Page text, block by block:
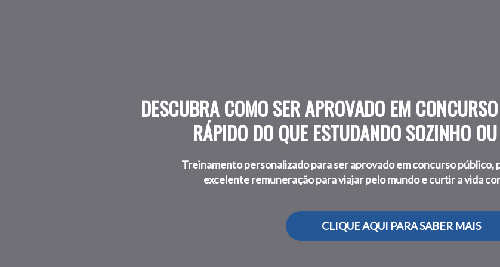
DESCUBRA COMO SER APROVADO EM
RÁPIDO DO QUE ESTUDANDO SOZINHO
Treinamento personalizado para ser aprovado em concurso público,
excelente remuneração para viajar pelo mundo e curtir a vida
CLIQUE AQUI PARA SABER MAIS